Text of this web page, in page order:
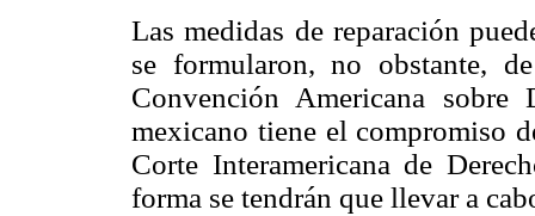
Las medidas de reparación
se formularon, no obstante,
Convención Americana sobre
mexicano tiene el compromiso
Corte Interamericana de
forma se tendrán que llevar a